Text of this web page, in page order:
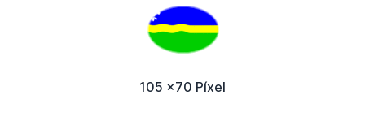
105 x70 Píxel